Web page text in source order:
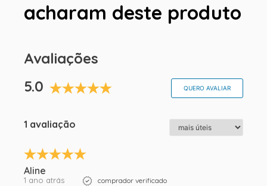
acharam deste produto
Avaliações
5.0
QUERO AVALIAR
1 avaliação
Aline
1 ano atrás comprador verificado